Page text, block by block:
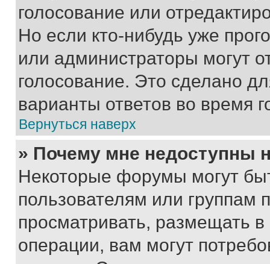
голосование или
Но если кто-нибудь уже
или администраторы могут
голосование. Это сделано
варианты ответов во время
Вернуться наверх
» Почему мне недоступны
Некоторые форумы могут
пользователям или группам
просматривать, размещать
операции, вам могут